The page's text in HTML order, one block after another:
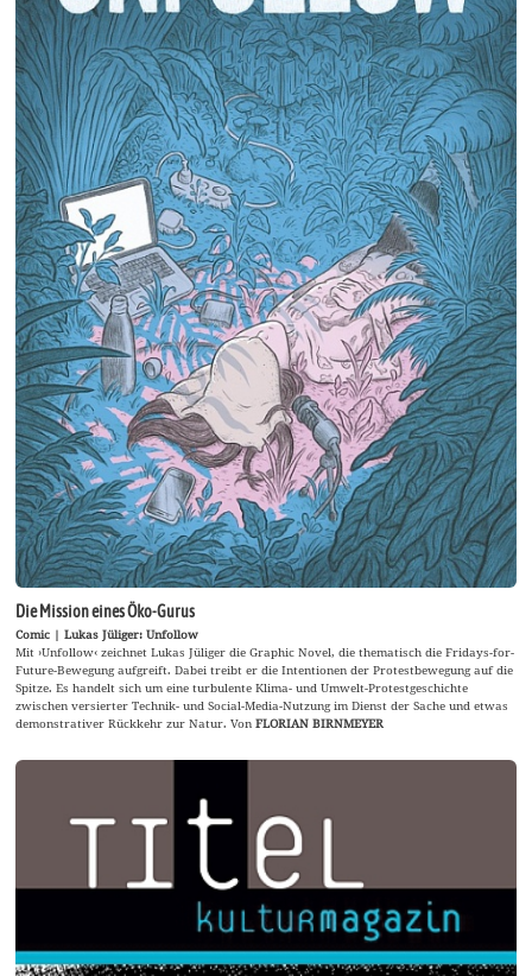
Die Mission eines Öko-Gurus
Comic | Lukas Jüliger: Unfollow
Mit ›Unfollow‹ zeichnet Lukas Jüliger die Graphic Novel, die thematisch die Fridays-for-
Future-Bewegung aufgreift. Dabei treibt er die Intentionen der Protestbewegung auf die
Spitze. Es handelt sich um eine turbulente Klima- und Umwelt-Protestgeschichte
zwischen versierter Technik- und Social-Media-Nutzung im Dienst der Sache und etwas
demonstrativer Rückkehr zur Natur. VonFLORIAN BIRNMEYER